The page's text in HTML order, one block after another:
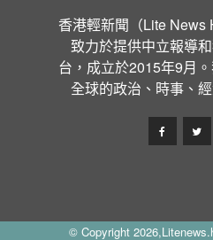
香港輕新聞（Lite News
致力於提供中立報導
台，成立於2015年9月
全球的政治、時事、
© Copyright